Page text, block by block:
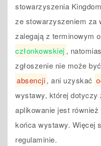
stowarzyszenia
ze stowarzyszeniem za
zalegają z terminowym
członkowskiej ,
zgłoszenie nie może być
absencji, ani uzyskać
wystawy, której dotyczy
aplikowanie jest
końca wystawy. Więcej
regulaminie.